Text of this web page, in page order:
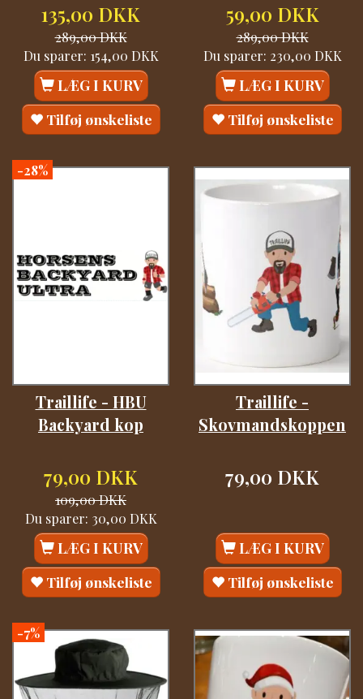
135,00 DKK
289,00 DKK
Du sparer: 154,00 DKK
LÆG I KURV
Tilføj ønskeliste
59,00 DKK
289,00 DKK
Du sparer: 230,00 DKK
LÆG I KURV
Tilføj ønskeliste
-28%
Traillife - HBU
Backyard kop
79,00 DKK
109,00 DKK
Du sparer: 30,00 DKK
LÆG I KURV
Tilføj ønskeliste
Traillife -
Skovmandskoppen
79,00 DKK
LÆG I KURV
Tilføj ønskeliste
-7%